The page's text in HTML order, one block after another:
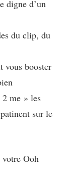
»
digne d’un
du clip, du
vous booster
me » les
sur le
votre Ooh